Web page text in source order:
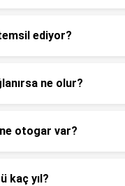
ediyor?
ne olur?
otogar var?
kaç yıl?